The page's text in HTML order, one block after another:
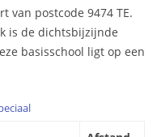
van postcode 9474 TE.
is de dichtsbijzijnde
basisschool ligt op een